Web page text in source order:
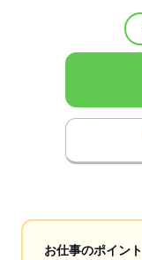
お仕事のポイント